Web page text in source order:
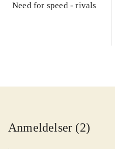
Need for speed - rivals
Anmeldelser (2)